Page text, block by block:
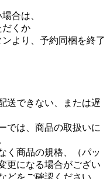
合は、
だくか
より、予約同梱を終了
送できない、または遅
では、商品の取扱いに
く商品の規格、（パッ
更になる場合がござい
どをご確認ください。